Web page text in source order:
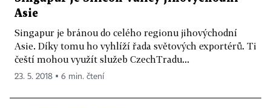
Asie
Singapur je bránou do celého regionu jihovýchodní
Asie. Díky tomu ho vyhlíží řada světových exportérů. Ti
čeští mohou využít služeb CzechTradu...
23. 5. 2018 ▪ 6 min. čtení